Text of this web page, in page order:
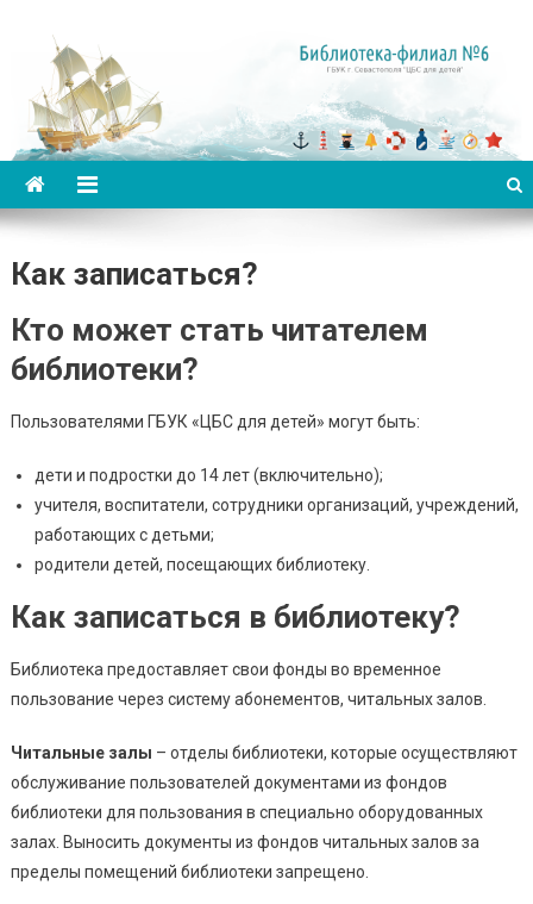
Библиотека-филиал №6 для
детей
Как записаться?
Кто может стать читателем
библиотеки?
Пользователями ГБУК «ЦБС для детей» могут быть:
дети и подростки до 14 лет (включительно);
учителя, воспитатели, сотрудники организаций, учреждений,
работающих с детьми;
родители детей, посещающих библиотеку.
Как записаться в библиотеку?
Библиотека предоставляет свои фонды во временное
пользование через систему абонементов, читальных залов.
Читальные залы – отделы библиотеки, которые осуществляют
обслуживание пользователей документами из фондов
библиотеки для пользования в специально оборудованных
залах. Выносить документы из фондов читальных залов за
пределы помещений библиотеки запрещено.